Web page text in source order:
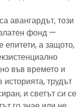
авангардът, този
фонд —
епитети, а защото,
във времето и
трудът
и светът си се